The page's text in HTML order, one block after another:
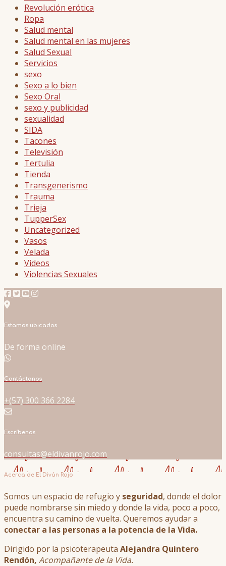
Revolución erótica
Ropa
Salud mental
Salud mental en las mujeres
Salud Sexual
Servicios
sexo
Sexo a lo bien
Sexo Oral
sexo y publicidad
sexualidad
SIDA
Tacones
Televisión
Tertulia
Tienda
Transgenerismo
Trauma
Trieja
TupperSex
Uncategorized
Vasos
Velada
Videos
Violencias Sexuales
Estamos ubicados
De forma online
Contáctanos
+(57) 300 366 2284
Escríbenos
consultas@eldivanrojo.com
Acerca de El Diván Rojo
Somos un espacio de refugio y seguridad, donde el dolor
puede nombrarse sin miedo y donde la vida, poco a poco,
encuentra su camino de vuelta. Queremos ayudar a
conectar a las personas a la potencia de la Vida.
Dirigido por la psicoterapeuta Alejandra Quintero
Rendón, Acompañante de la Vida.